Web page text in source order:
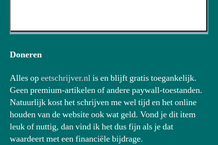
Doneren
Alles opeetschrijver.nlis en blijft gratis toegankelijk.
Geen premium-artikelen of andere paywall-toestanden.
Natuurlijk kost het schrijven me wel tijd en het online
houden van de website ook wat geld. Vond je dit item
leuk of nuttig, dan vind ik het dus fijn als je dat
waardeert met een financiële bijdrage.